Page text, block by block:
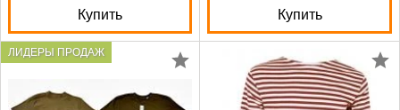
Купить Купить
ЛИДЕРЫ ПРОДАЖ